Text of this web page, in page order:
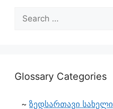
Glossary Categories
ზედსართავი სახელი